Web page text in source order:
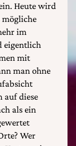
Heute wird
im
eigentlich
mit
man ohne
auf diese
als ein
Wer